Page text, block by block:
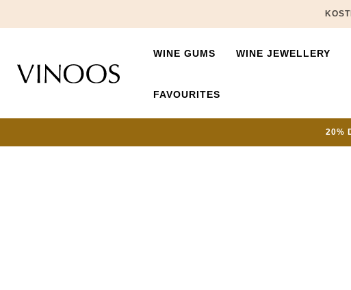
WINE GUMS WINE JEWELLERY
FAVOURITES
20%